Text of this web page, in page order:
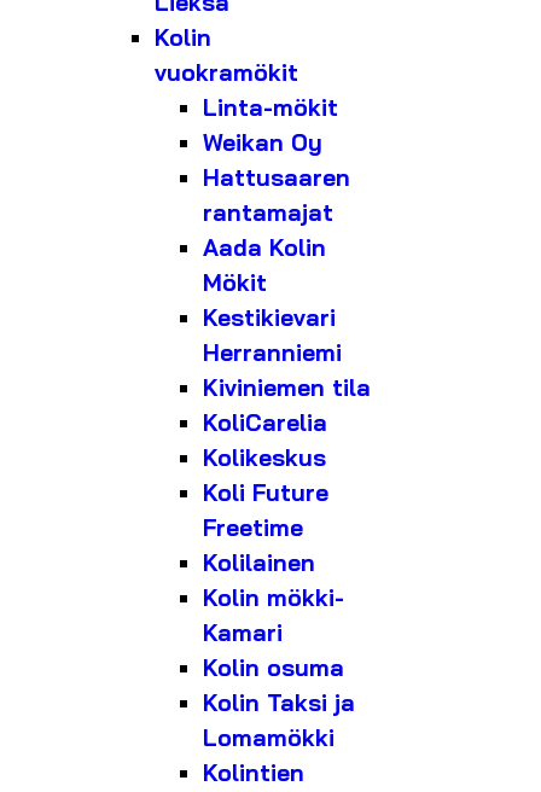
Kolin
vuokramökit
Linta-mökit
Weikan Oy
Hattusaaren
rantamajat
Aada Kolin
Mökit
Kestikievari
Herranniemi
Kiviniemen tila
KoliCarelia
Kolikeskus
Koli Future
Freetime
Kolilainen
Kolin mökki-
Kamari
Kolin osuma
Kolin Taksi ja
Lomamökki
Kolintien